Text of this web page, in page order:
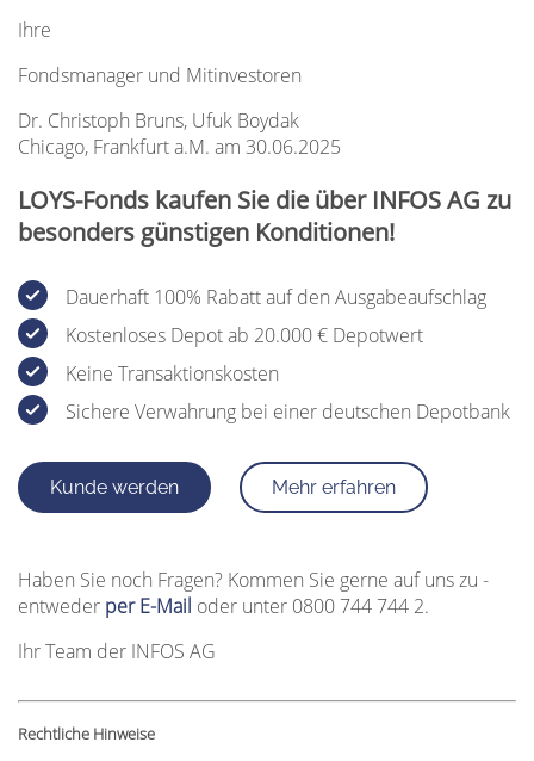
Ihre
Fondsmanager und Mitinvestoren
Dr. Christoph Bruns, Ufuk Boydak
Chicago, Frankfurt a.M. am 30.06.2025
LOYS-Fonds kaufen Sie die über INFOS AG zu
besonders günstigen Konditionen!
Dauerhaft 100% Rabatt auf den Ausgabeaufschlag
Kostenloses Depot ab 20.000 € Depotwert
Keine Transaktionskosten
Sichere Verwahrung bei einer deutschen Depotbank
Kunde werden Mehr erfahren
Haben Sie noch Fragen? Kommen Sie gerne auf uns zu -
entweder per E-Mail oder unter 0800 744 744 2.
Ihr Team der INFOS AG
Rechtliche Hinweise